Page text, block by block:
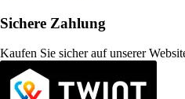
Sichere Zahlung
Kaufen Sie sicher auf unserer